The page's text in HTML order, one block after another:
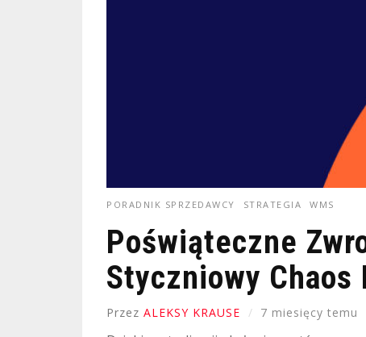
PORADNIK SPRZEDAWCY STRATEGIA WMS
Poświąteczne
Styczniowy Chaos
Przez ALEKSY KRAUSE 7 miesięcy temu